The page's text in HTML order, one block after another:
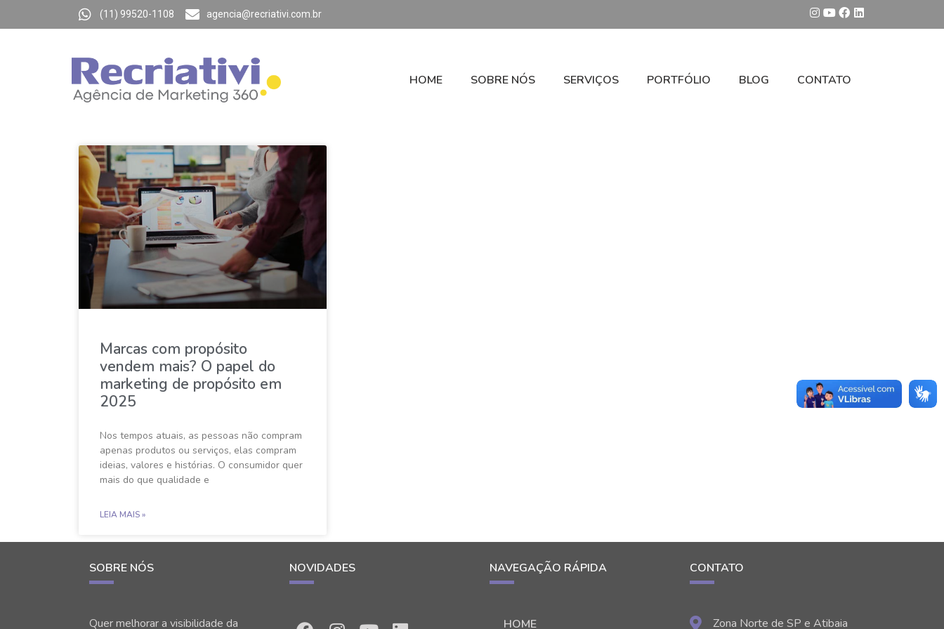
(11) 99520-1108 agencia@recriativi.com.br
HOME SOBRE NÓS SERVIÇOS PORTFÓLIO BLOG CONTATO
Marcas com propósito
vendem mais? O papel do
marketing de propósito em
2025
Nos tempos atuais, as pessoas não compram
apenas produtos ou serviços, elas compram
ideias, valores e histórias. O consumidor quer
mais do que qualidade e
LEIA MAIS »
SOBRE NÓS
Quer melhorar a visibilidade da
NOVIDADES NAVEGAÇÃO RÁPIDA
HOME
CONTATO
Zona Norte de SP e Atibaia